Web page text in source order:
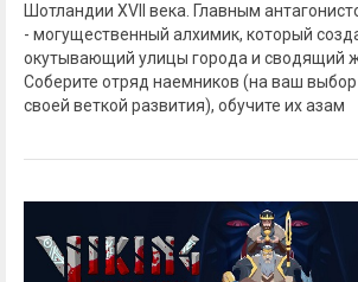
Шотландии XVII века. Главным
- могущественный алхимик, который
окутывающий улицы города и сводящий
Соберите отряд наемников (на ваш выбор
своей веткой развития), обучите их азам